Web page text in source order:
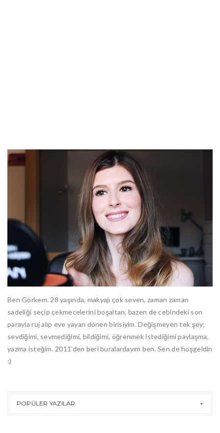
Ben Görkem. 28 yaşında, makyajı çok seven, zaman zaman
sadeliği seçip çekmecelerini boşaltan, bazen de cebindeki son
parayla ruj alıp eve yayan dönen birisiyim. Değişmeyen tek şey;
sevdiğimi, sevmediğimi, bildiğimi, öğrenmek istediğimi paylaşma,
yazma isteğim. 2011'den beri buralardayım ben. Sen de hoşgeldin
:)
POPÜLER YAZILAR